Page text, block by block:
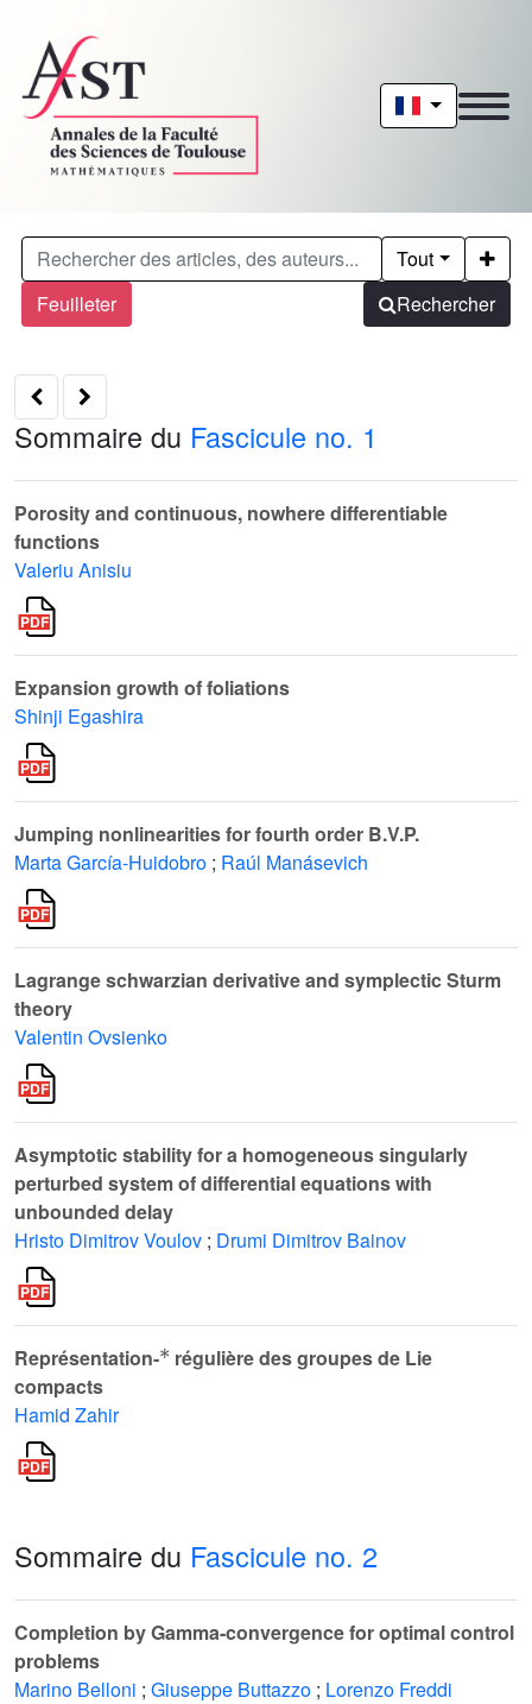
Feuilleter
Tout
Rechercher
Sommaire du Fascicule no. 1
Porosity and continuous, nowhere differentiable
functions
Valeriu Anisiu
Expansion growth of foliations
Shinji Egashira
Jumping nonlinearities for fourth order B.V.P.
Marta García-Huidobro ; Raúl Manásevich
Lagrange schwarzian derivative and symplectic Sturm
theory
Valentin Ovsienko
Asymptotic stability for a homogeneous singularly
perturbed system of differential equations with
unbounded delay
Hristo Dimitrov Voulov ; Drumi Dimitrov Bainov
Représentation-
*
régulière des groupes de Lie
compacts
Hamid Zahir
Sommaire du Fascicule no. 2
Completion by Gamma-convergence for optimal control
problems
Marino Belloni ; Giuseppe Buttazzo ; Lorenzo Freddi